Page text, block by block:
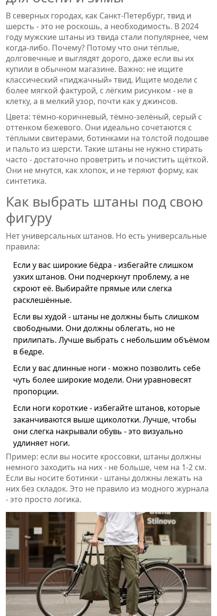
В северных городах, как Санкт-Петербург, твид и
шерсть - это не роскошь, а необходимость. В 2024
году мужские штаны из твида стали популярнее, чем
когда-либо. Почему? Потому что они тёплые,
долговечные и выглядят дорого, даже если вы их
купили в обычном магазине. Важно: не ищите
классический «пиджачный» твид. Ищите модели с
более мягкой фактурой, с лёгким рисунком - не в
клетку, а в мелкий узор, почти как у джинсов.
Цвета: тёмно-коричневый, тёмно-зелёный, серый с
оттенком бежевого. Они идеально сочетаются с
тёплыми свитерами, ботинками на толстой подошве
и пальто из шерсти. Такие штаны не нужно стирать
часто - достаточно проветрить и почистить щёткой.
Они не мнутся, как хлопок, и не теряют форму, как
синтетика.
Как выбрать штаны под свою
фигуру
Нет универсальных штанов. Но есть универсальные
правила:
Если у вас широкие бёдра - избегайте слишком
узких штанов. Они подчеркнут проблему, а не
скроют её. Выбирайте прямые или слегка
расклешённые.
Если вы худой - штаны не должны быть слишком
свободными. Они должны облегать, но не
прилипать. Лучше выбрать с небольшим объёмом
в бедре.
Если у вас длинные ноги - можно позволить себе
чуть более широкие модели. Они уравновесят
пропорции.
Если ноги короткие - избегайте штанов, которые
заканчиваются выше щиколотки. Лучше, чтобы
они слегка накрывали обувь - это визуально
удлиняет ноги.
Пример: если вы носите кроссовки, штаны должны
немного заходить на них - не больше, чем на 1-2 см.
Если вы носите ботинки - штаны должны лежать на
них без складок. Это не правило из модного журнала
- это просто логика.